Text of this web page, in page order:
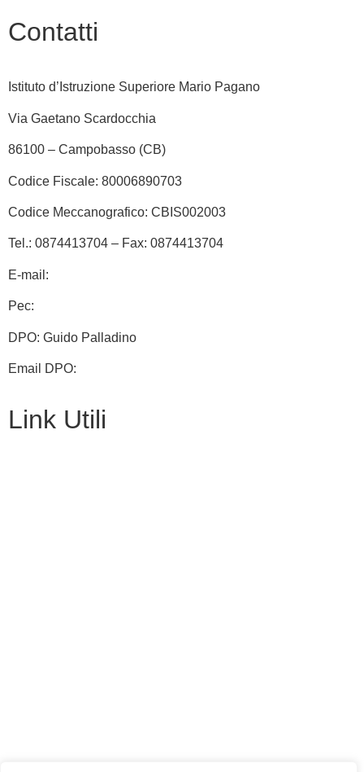
Contatti
Istituto d’Istruzione Superiore Mario Pagano
Via Gaetano Scardocchia
86100 – Campobasso (CB)
Codice Fiscale: 80006890703
Codice Meccanografico: CBIS002003
Tel.: 0874413704 – Fax: 0874413704
E-mail:
Pec:
DPO: Guido Palladino
Email DPO:
Link Utili